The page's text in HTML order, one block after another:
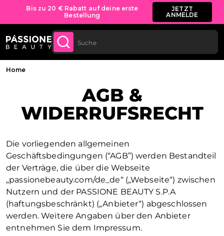
Bis zu 20 € Rabatt auf deine erste
Bestellung
JETZT
ANMELDE
ab 70 €.
SPRINGEN
Brotkrümel
Home
AGB &
WIDERRUFSRECHT
Die vorliegenden allgemeinen
Geschäftsbedingungen (“AGB”) werden Bestandteil
der Verträge, die über die Webseite
„passionebeauty.com/de_de“ („Webseite“) zwischen
Nutzern und der PASSIONE BEAUTY S.P.A
(haftungsbeschränkt) („Anbieter“) abgeschlossen
werden. Weitere Angaben über den Anbieter
entnehmen Sie dem Impressum.